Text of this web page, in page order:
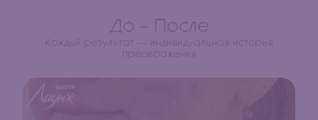
До - После
Каждый результат — индивидуальная история
преображения